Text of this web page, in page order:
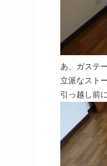
あ、ガステ
立派なスト
引っ越し前